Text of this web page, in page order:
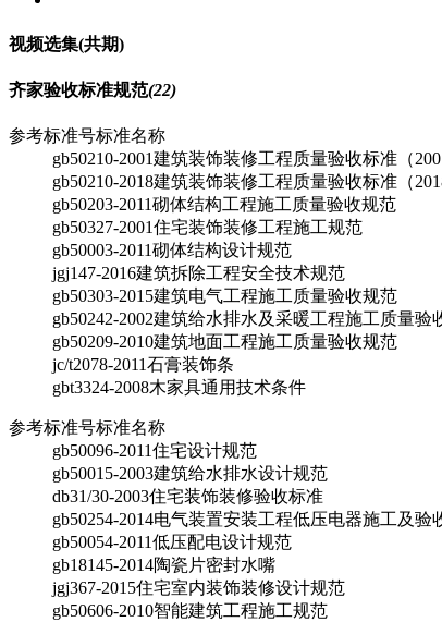
视频选集(共期)
齐家验收标准规范(22)
参考标准号标准名称
gb50210-2001建筑装饰装修工程质量验收标准（
gb50210-2018建筑装饰装修工程质量验收标准（
gb50203-2011砌体结构工程施工质量验收规范
gb50327-2001住宅装饰装修工程施工规范
gb50003-2011砌体结构设计规范
jgj147-2016建筑拆除工程安全技术规范
gb50303-2015建筑电气工程施工质量验收规范
gb50242-2002建筑给水排水及采暖工程施工质量验
gb50209-2010建筑地面工程施工质量验收规范
jc/t2078-2011石膏装饰条
gbt3324-2008木家具通用技术条件
参考标准号标准名称
gb50096-2011住宅设计规范
gb50015-2003建筑给水排水设计规范
db31/30-2003住宅装饰装修验收标准
gb50254-2014电气装置安装工程低压电器施工及验
gb50054-2011低压配电设计规范
gb18145-2014陶瓷片密封水嘴
jgj367-2015住宅室内装饰装修设计规范
gb50606-2010智能建筑工程施工规范